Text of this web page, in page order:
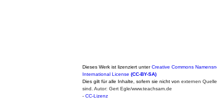
Dieses Werk ist lizenziert unterCreative Commons
International License (CC-BY-SA)
Dies gilt für alle Inhalte, sofern sie nicht von externen
sind. Autor: Gert Egle/www.teachsam.de
- CC-Lizenz